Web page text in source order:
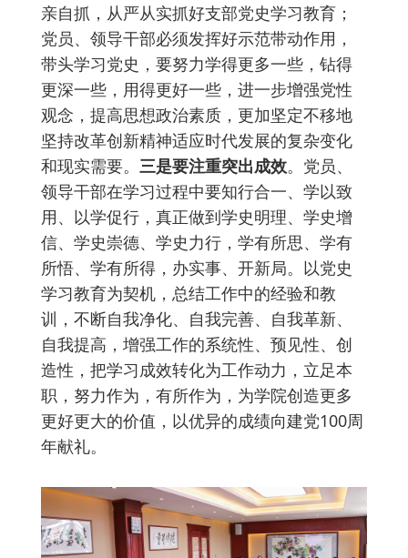
亲自抓，从严从实抓好支部党史学习教育；
党员、领导干部必须发挥好示范带动作用，
带头学习党史，要努力学得更多一些，钻得
更深一些，用得更好一些，进一步增强党性
观念，提高思想政治素质，更加坚定不移地
坚持改革创新精神适应时代发展的复杂变化
和现实需要。 三是要注重突出成效。党员、
领导干部在学习过程中要知行合一、学以致
用、以学促行，真正做到学史明理、学史增
信、学史崇德、学史力行，学有所思、学有
所悟、学有所得，办实事、开新局。以党史
学习教育为契机，总结工作中的经验和教
训，不断自我净化、自我完善、自我革新、
自我提高，增强工作的系统性、预见性、创
造性，把学习成效转化为工作动力，立足本
职，努力作为，有所作为，为学院创造更多
更好更大的价值，以优异的成绩向建党100周
年献礼。